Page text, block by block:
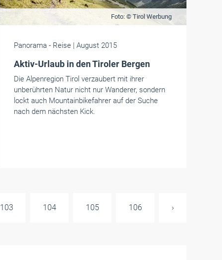
Foto: © Tirol Werbung
Panorama - Reise | August 2015
Aktiv-Urlaub in den Tiroler Bergen
Die Alpenregion Tirol verzaubert mit ihrer
unberührten Natur nicht nur Wanderer, sondern
lockt auch Mountainbikefahrer auf der Suche
nach dem nächsten Kick.
103 104 105 106 ›